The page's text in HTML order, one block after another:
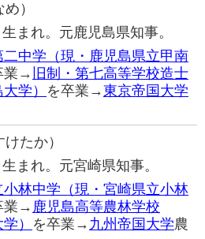
）
まれ。元鹿児島県知事。
二中学（現・鹿児島県立甲南
業→ 旧制・第七高等学校造士
学） を卒業→東京帝国大学
けたか）
まれ。元宮崎県知事。
小林中学（現・宮崎県立小林
業→ 鹿児島高等農林学校
） を卒業→ 九州帝国大学農